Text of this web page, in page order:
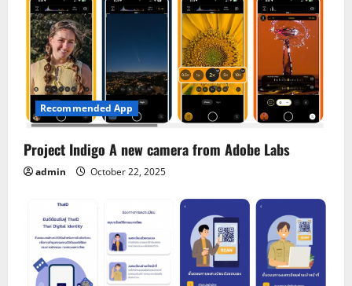
Recommended App
Project Indigo A new camera from Adobe Labs
admin October 22, 2025